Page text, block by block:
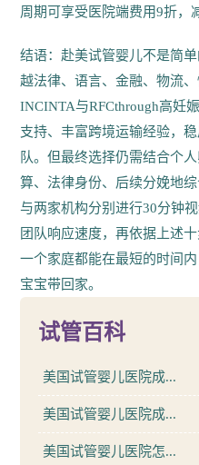
周期可享受医院端费用9折，
结语：赴美试管婴儿不是简
越法律、语言、金融、物流
INCINTA与RFCthrough高妊
支持、丰富跨境运输经验，
队。但最终选择仍需结合个
算、法律身份、后续分娩地
与两家机构分别进行30分钟
团队响应速度，再依据上述
一个家庭都能在最短的时间
宝宝带回家。
试管百科
美国试管婴儿医院成...
美国试管婴儿医院成...
美国试管婴儿医院怎...